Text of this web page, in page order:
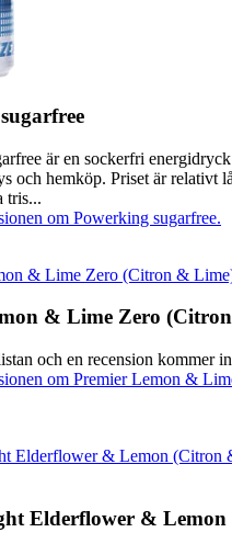
är en sockerfri
och hemköp. Priset är relativt
tris...
om Powerking sugarfree.
& Lime Zero
och en recension kommer
om Premier Lemon &
Elderflower &